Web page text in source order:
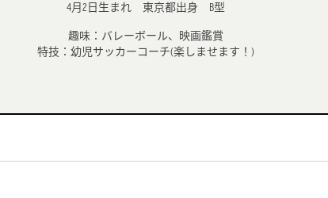
4月2日生まれ 東京都出身 B型
趣味：バレーボール、映画鑑賞
特技：幼児サッカーコーチ(楽しませます！)